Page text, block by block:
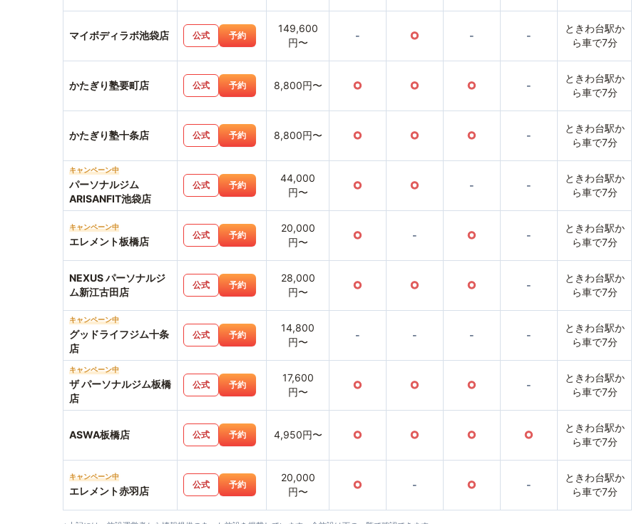
マイボディラボ池袋店 公式 予約
149,600
円〜
- ○ - -
ときわ台駅か
ら車で7分
かたぎり塾要町店 公式 予約 8,800円〜 ○ ○ ○ -
ときわ台駅か
ら車で7分
かたぎり塾十条店 公式 予約 8,800円〜 ○ ○ ○ -
ときわ台駅か
ら車で7分
キャンペーン中
パーソナルジム
ARISANFIT池袋店
公式 予約
44,000
円〜
○ ○ - -
ときわ台駅か
ら車で7分
キャンペーン中
エレメント板橋店
公式 予約
20,000
円〜
○ - ○ -
ときわ台駅か
ら車で7分
NEXUS パーソナルジ
ム新江古田店
公式 予約
28,000
円〜
○ ○ ○ -
ときわ台駅か
ら車で7分
キャンペーン中
グッドライフジム十条
店
公式 予約
14,800
円〜
- - - -
ときわ台駅か
ら車で7分
キャンペーン中
ザ パーソナルジム板橋
店
公式 予約
17,600
円〜
○ ○ ○ -
ときわ台駅か
ら車で7分
ASWA板橋店 公式 予約 4,950円〜 ○ ○ ○ ○
ときわ台駅か
ら車で7分
キャンペーン中
エレメント赤羽店
公式 予約
20,000
円〜
○ - ○ -
ときわ台駅か
ら車で7分